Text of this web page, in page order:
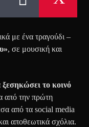
με ένα τραγούδι –
, σε μουσική και
το κοινό
από την πρώτη
από τα social media
αποθεωτικά σχόλια.